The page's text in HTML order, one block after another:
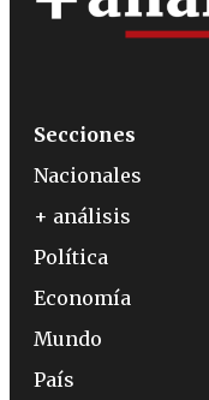
Secciones
Nacionales
+ análisis
Política
Economía
Mundo
País